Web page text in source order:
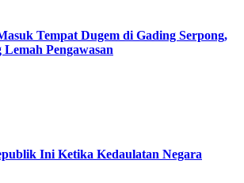
Tempat Dugem di Gading Serpong,
Pengawasan
Ini Ketika Kedaulatan Negara